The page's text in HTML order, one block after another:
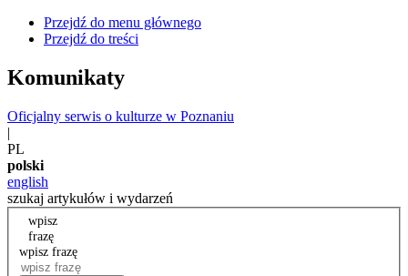
Przejdź do menu głównego
Przejdź do treści
Komunikaty
Oficjalny serwis o kulturze w Poznaniu
|
PL
polski
english
szukaj artykułów i wydarzeń
wpisz
frazę
wpisz frazę